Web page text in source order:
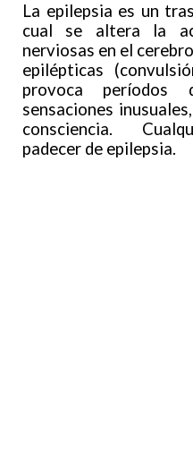
La epilepsia es un
cual se altera la
nerviosas en el
epilépticas
provoca períodos
sensaciones
consciencia.
padecer de epilepsia.